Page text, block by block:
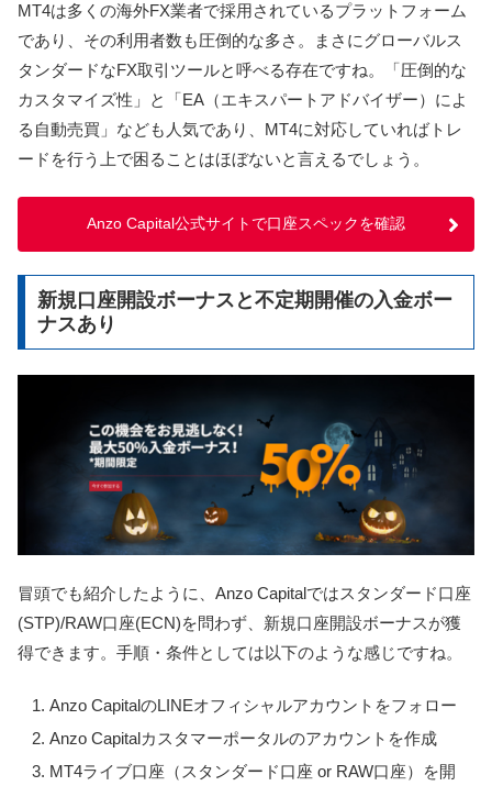
MT4は多くの海外FX業者で採用されているプラットフォーム
であり、その利用者数も圧倒的な多さ。まさにグローバルス
タンダードなFX取引ツールと呼べる存在ですね。「圧倒的な
カスタマイズ性」と「EA（エキスパートアドバイザー）によ
る自動売買」なども人気であり、MT4に対応していればトレ
ードを行う上で困ることはほぼないと言えるでしょう。
Anzo Capital公式サイトで口座スペックを確認
新規口座開設ボーナスと不定期開催の入金ボー
ナスあり
冒頭でも紹介したように、Anzo Capitalではスタンダード口座
(STP)/RAW口座(ECN)を問わず、新規口座開設ボーナスが獲
得できます。手順・条件としては以下のような感じですね。
Anzo CapitalのLINEオフィシャルアカウントをフォロー
Anzo Capitalカスタマーポータルのアカウントを作成
MT4ライブ口座（スタンダード口座 or RAW口座）を開